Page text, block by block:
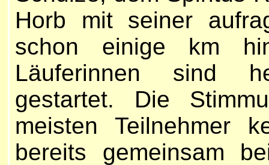
Horb mit seiner
schon einige km
Läuferinnen sind
gestartet. Die
meisten Teilnehmer
bereits gemeinsam